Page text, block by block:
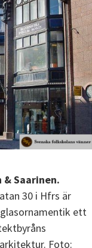
& Saarinen.
30 i Hfrs är
ett
Foto: